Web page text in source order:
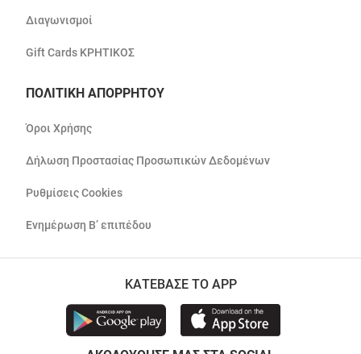
Διαγωνισμοί
Gift Cards ΚΡΗΤΙΚΟΣ
ΠΟΛΙΤΙΚΗ ΑΠΟΡΡΗΤΟΥ
Όροι Χρήσης
Δήλωση Προστασίας Προσωπικών Δεδομένων
Ρυθμίσεις Cookies
Ενημέρωση Β’ επιπέδου
ΚΑΤΕΒΑΣΕ ΤΟ APP